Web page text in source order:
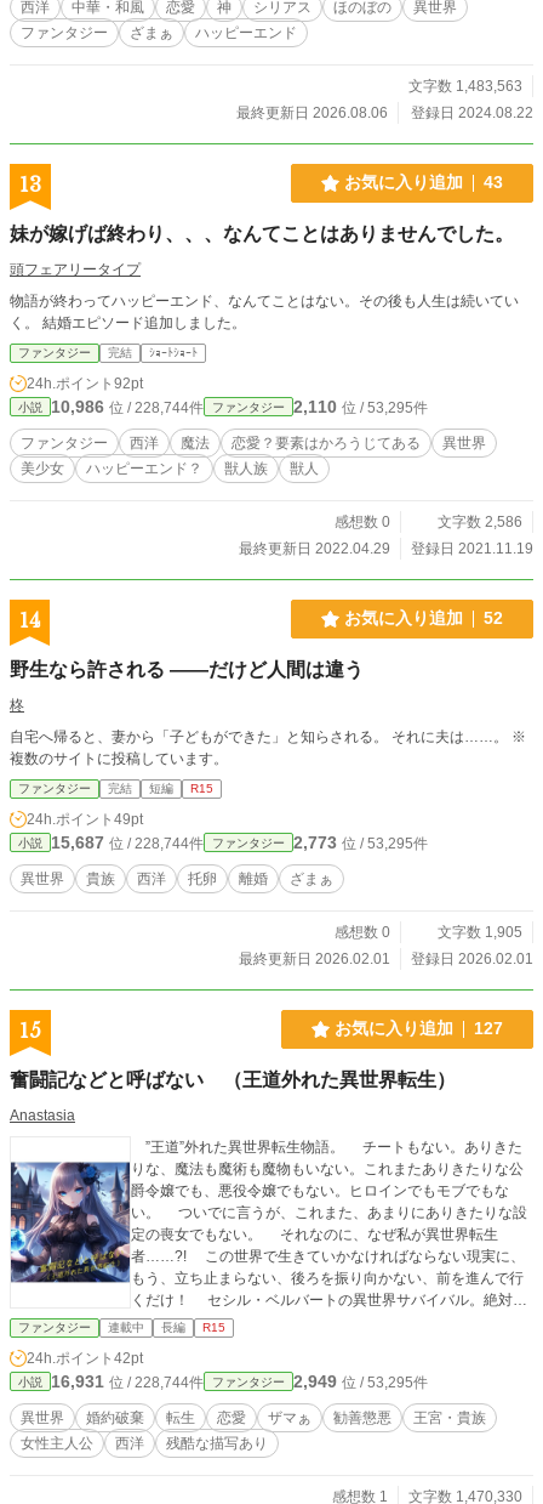
西洋 中華・和風 恋愛 神 シリアス ほのぼの
異世界
ファンタジー
ざまぁ ハッピーエンド
文字数 1,483,563
最終更新日 2026.08.06
登録日 2024.08.22
13 お気に入り追加 43
妹が嫁げば終わり、、、なんてことはありませんでした。
頭フェアリータイプ
物語が終わってハッピーエンド、なんてことはない。その後も人生は続いてい
く。 結婚エピソード追加しました。
ファンタジー 完結 ｼｮｰﾄｼｮｰﾄ
24h.ポイント 92pt
小説 10,986 位 / 228,744件 ファンタジー 2,110 位 / 53,295件
ファンタジー 西洋 魔法 恋愛？要素はかろうじてある
異世界
美少女
ハッピーエンド？ 獣人族 獣人
感想数 0
文字数 2,586
最終更新日 2022.04.29
登録日 2021.11.19
14 お気に入り追加 52
野生なら許される ――だけど人間は違う
柊
自宅へ帰ると、妻から「子どもができた」と知らされる。 それに夫は……。 ※
複数のサイトに投稿しています。
ファンタジー 完結 短編 R15
24h.ポイント 49pt
小説 15,687 位 / 228,744件 ファンタジー 2,773 位 / 53,295件
異世界 貴族 西洋 托卵 離婚 ざまぁ
感想数 0
文字数 1,905
最終更新日 2026.02.01
登録日 2026.02.01
15 お気に入り追加 127
奮闘記などと呼ばない （王道外れた異世界転生）
Anastasia
”王道”外れた異世界転生物語。 チートもない。ありきた
りな、魔法も魔術も魔物もいない。これまたありきたりな公
爵令嬢でも、悪役令嬢でもない。ヒロインでもモブでもな
い。 ついでに言うが、これまた、あまりにありきたりな設
定の喪女でもない。 それなのに、なぜ私が異世界転生
者……?! この世界で生きていかなければならない現実に、
もう、立ち止まらない、後ろを振り向かない、前を進んで行
くだけ！ セシル・ベルバートの異世界サバイバル。絶対に
生き抜いて、生き延びてみせます！ （本編概要）セシル・ヘ
ルバートはノーウッド王国ヘルバート伯爵家の長女である。
長く――無駄で――それでも必要だった7年をやーっと経て、
嫌悪している侯爵家嫡男、ジョーランからの婚約破棄宣言
で、待ちに待った婚約解消を勝ちとった。 17歳の最後の年
である。 でも、セシルには秘密がある。 セシルは前世の
記憶を持つ、異世界転生者、とういことだ。 “異世界転生
ファンタジー 連載中 長編 R15
24h.ポイント 42pt
小説 16,931 位 / 228,744件 ファンタジー 2,949 位 / 53,295件
異世界 婚約破棄 転生 恋愛 ザマぁ 勧善懲悪
王宮・貴族
女性主人公
西洋 残酷な描写あり
感想数 1 文字数 1,470,330